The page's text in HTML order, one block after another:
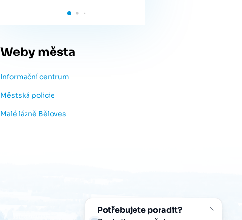
Weby města
Informační centrum
Městská policie
Malé lázně Běloves
Potřebujete poradit?